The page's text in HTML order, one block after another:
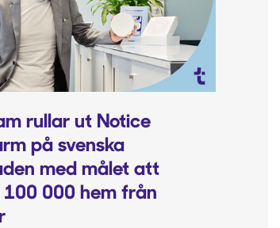
rullar ut Notice
på svenska
med målet att
000 hem från